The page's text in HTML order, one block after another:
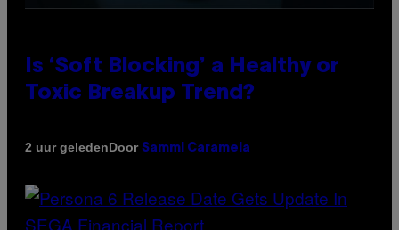
Is ‘Soft Blocking’ a Healthy or
Toxic Breakup Trend?
2 uur geledenDoor Sammi Caramela